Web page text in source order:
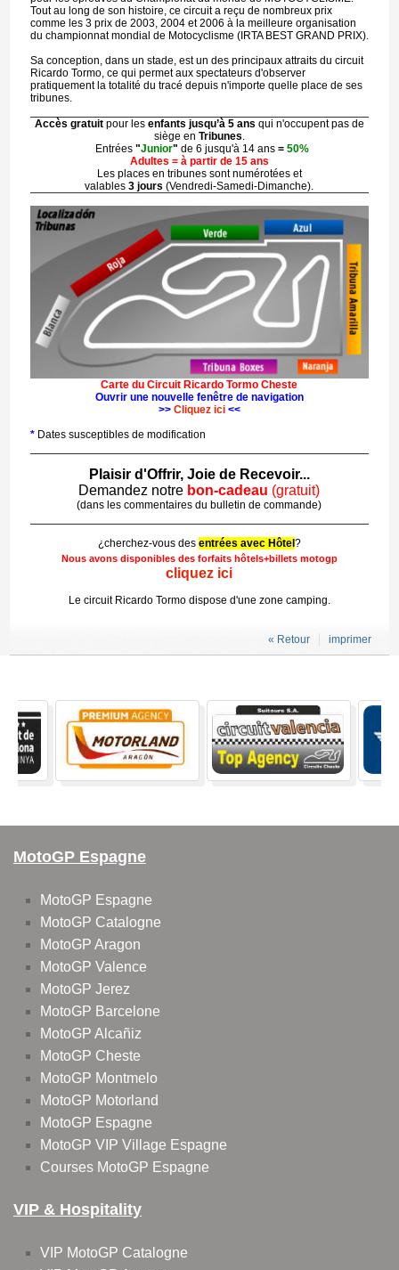
Tout au long de son histoire, ce circuit a reçu de nombreux prix
comme les 3 prix de 2003, 2004 et 2006 à la meilleure organisation
du championnat mondial de Motocyclisme (IRTA BEST GRAND PRIX).
Sa conception, dans un stade, est un des principaux attraits du circuit
Ricardo Tormo, ce qui permet aux spectateurs d'observer
pratiquement la totalité du tracé depuis n'importe quelle place de ses
tribunes.
Accès gratuitpour les enfants jusqu’à 5 ans qui n'occupent pas de
siège en Tribunes.
Entrées "Junior" de 6 jusqu'à 14 ans = 50%
Adultes = à partir de 15 ans
Les places en tribunes sont numérotées et
valables3 jours(Vendredi-Samedi-Dimanche).
Carte du Circuit Ricardo Tormo Cheste
Ouvrir une nouvelle fenêtre de navigation
>> Cliquez ici<<
*Dates susceptibles de modification
Plaisir d'Offrir, Joie de Recevoir...
Demandez notre bon-cadeau (gratuit)
(dans les commentaires du bulletin de commande)
¿cherchez-vous des entrées avec Hôtel ?
Nous avons disponibles des forfaits hôtels+billets motogp
cliquez ici
Le circuit Ricardo Tormo dispose d'une zone camping.
imprimer
« Retour
MotoGP Espagne
MotoGP Espagne
MotoGP Catalogne
MotoGP Aragon
MotoGP Valence
MotoGP Jerez
MotoGP Barcelone
MotoGP Alcañiz
MotoGP Cheste
MotoGP Montmelo
MotoGP Motorland
MotoGP Espagne
MotoGP VIP Village Espagne
Courses MotoGP Espagne
VIP & Hospitality
VIP MotoGP Catalogne